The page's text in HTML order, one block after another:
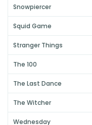
Snowpiercer
Squid Game
Stranger Things
The 100
The Last Dance
The Witcher
Wednesday